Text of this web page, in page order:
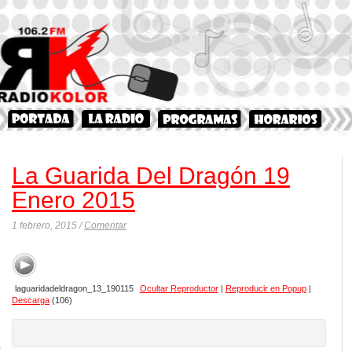
La Guarida Del Dragón 19
Enero 2015
1 febrero, 2015 /Comentar
laguaridadeldragon_13_190115 Ocultar Reproductor| Reproducir en Popup|
Descarga (106)